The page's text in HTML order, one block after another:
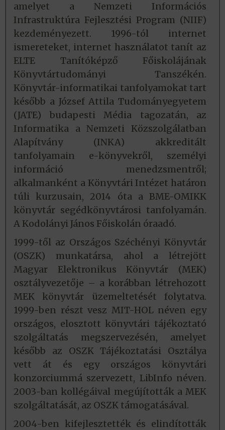
amelyet a Nemzeti Információs
Infrastruktúra Fejlesztési Program (NIIF)
kezdeményezett. 1996-tól internet
ismereteket, internet használatot tanít az
ELTE Tanítóképző Főiskolájának
Könyvtártudományi Tanszékén.
Könyvtár-informatikai tanfolyamokat tart
később a József Attila Tudományegyetem
(JATE) budapesti Média tagozatán, az
Informatika a Nemzeti Közszolgálatban
Alapítvány (INKA) akkreditált
tanfolyamain e-könyvekről, személyi
információ menedzsmentről;
alkalmanként a Könyvtári Intézet határon
túli kurzusain, 2014 óta a BME-OMIKK
könyvtár segédkönyvtárosi tanfolyamán.
A Kodolányi János Főiskolán óraadó.
1999-től az Országos Széchényi Könyvtár
(OSZK) munkatársa, ahol a létrejött
Magyar Elektronikus Könyvtár (MEK)
osztályvezetője – a korábban létrehozott
MEK könyvtár üzemeltetését folytatva.
1999-ben részt vesz MIT-HOL néven egy
országos, elosztott könyvtári tájékoztató
szolgáltatás megszervezésén, amelyet
később az OSZK Tájékoztatási Osztálya
vett át és egy országos könyvtári
konzorciummá szervezett, LibInfo néven.
2003-ban kollégáival megújították a MEK
szolgáltatását, az OSZK támogatásával.
2004-ben kifejlesztették és elindították